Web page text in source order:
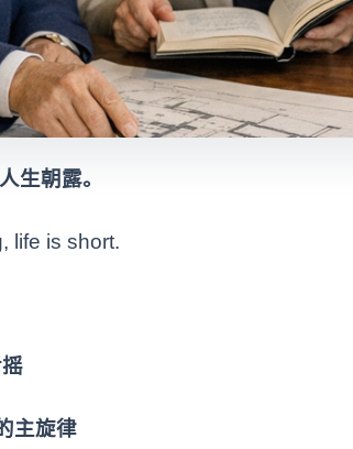
生朝露。
life is short.
主旋律